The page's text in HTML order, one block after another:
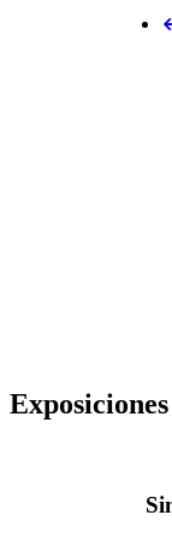
Exposiciones